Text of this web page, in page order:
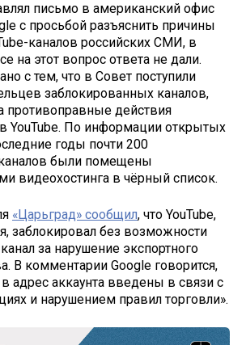
письмо в американский офис
с просьбой разъяснить причины
каналов российских СМИ, в
на этот вопрос ответа не дали.
с тем, что в Совет поступили
заблокированных каналов,
действия
YouTube. По информации открытых
годы почти 200
были помещены
видеохостинга в чёрный список.
«Царьград» сообщил, что YouTube,
заблокировал без возможности
за нарушение экспортного
В комментарии Google говорится,
в адрес аккаунта введены в связи с
и нарушением правил торговли».